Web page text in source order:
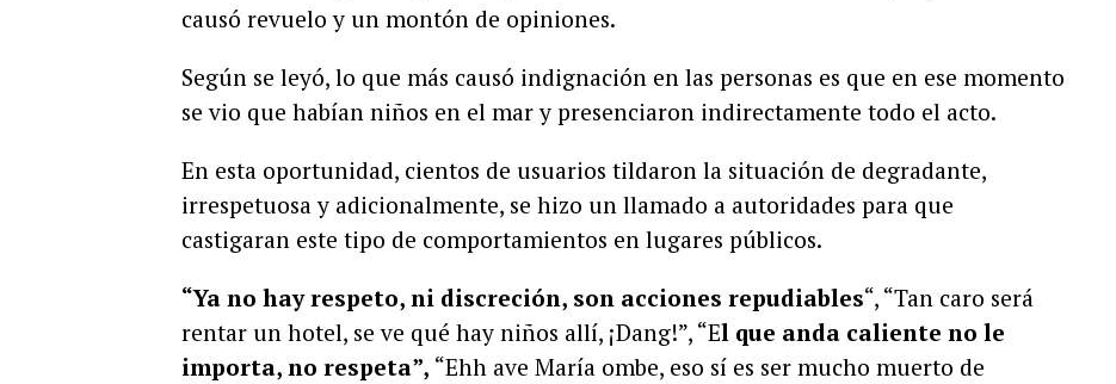
causó revuelo y un montón de opiniones.
Según se leyó, lo que más causó indignación en las personas es que en ese momento
se vio que habían niños en el mar y presenciaron indirectamente todo el acto.
En esta oportunidad, cientos de usuarios tildaron la situación de degradante,
irrespetuosa y adicionalmente, se hizo un llamado a autoridades para que
castigaran este tipo de comportamientos en lugares públicos.
“Ya no hay respeto, ni discreción, son acciones repudiables“, “Tan caro será
rentar un hotel, se ve qué hay niños allí, ¡Dang!”, “El que anda caliente no le
importa, no respeta”, “Ehh ave María ombe, eso sí es ser mucho muerto de